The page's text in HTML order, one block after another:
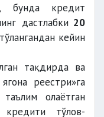
бунда кредит
дастлабки20
кейин
тақдирда ва
реестри»га
таълим олаётган
тўлов-